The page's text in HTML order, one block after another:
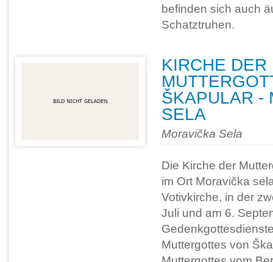
befinden sich auch
Schatztruhen.
KIRCHE DER
ŠKAPULAR -
SELA
Moravička Sela
Die Kirche der
im Ort Moravička
Votivkirche, in der
Juli und am 6.
Muttergottes von